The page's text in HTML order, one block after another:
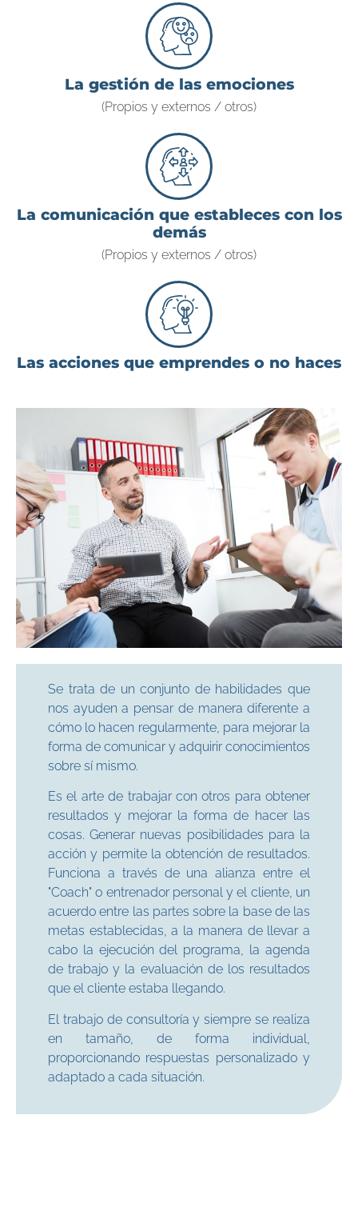
La gestión de las emociones
(Propios y externos / otros)
La comunicación que estableces con los
demás
(Propios y externos / otros)
Las acciones que emprendes o no haces
Se trata de un conjunto de habilidades que
nos ayuden a pensar de manera diferente a
cómo lo hacen regularmente, para mejorar la
forma de comunicar y adquirir conocimientos
sobre sí mismo.
Es el arte de trabajar con otros para obtener
resultados y mejorar la forma de hacer las
cosas. Generar nuevas posibilidades para la
acción y permite la obtención de resultados.
Funciona a través de una alianza entre el
"Coach" o entrenador personal y el cliente, un
acuerdo entre las partes sobre la base de las
metas establecidas, a la manera de llevar a
cabo la ejecución del programa, la agenda
de trabajo y la evaluación de los resultados
que el cliente estaba llegando.
El trabajo de consultoría y siempre se realiza
en tamaño, de forma individual,
proporcionando respuestas personalizado y
adaptado a cada situación.